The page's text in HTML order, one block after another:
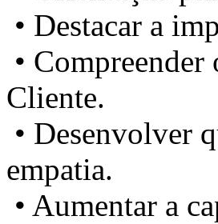
• Destacar a
•
Cliente.
• Desenvolver
empatia.
• Aumentar a